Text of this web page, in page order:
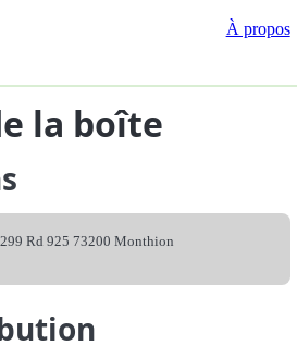
À propos
la boîte
Rd 925 73200 Monthion